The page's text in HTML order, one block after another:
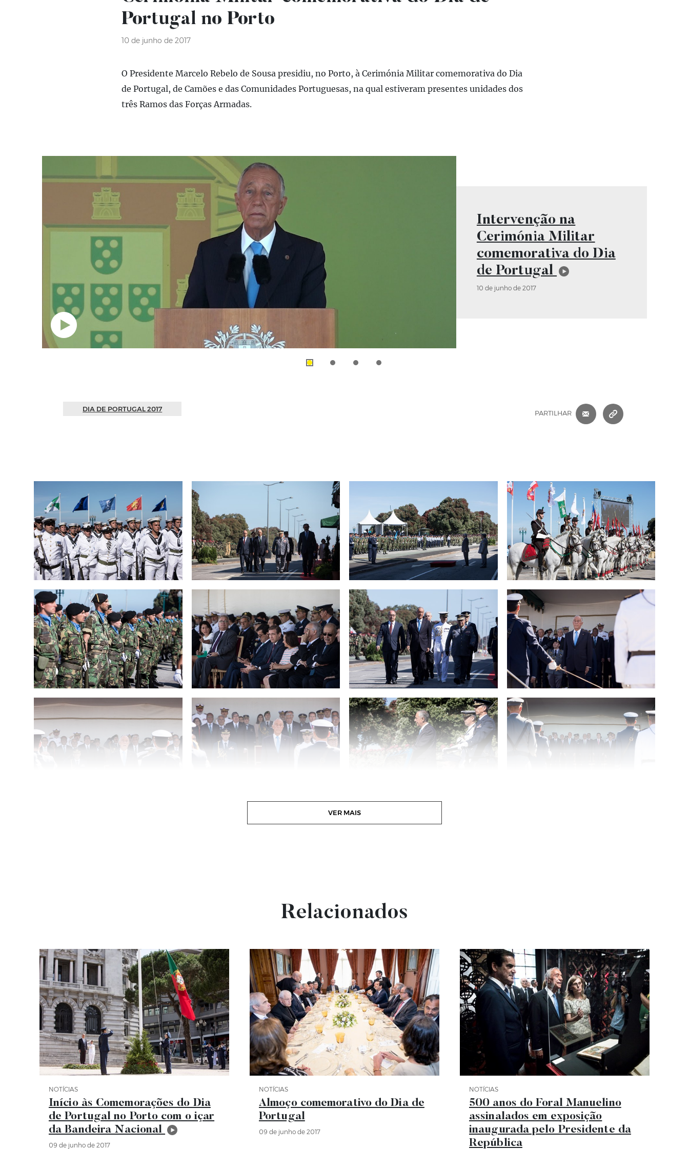
Portugal no Porto
10 de junho de 2017
O Presidente Marcelo Rebelo de Sousa presidiu, no Porto, à Cerimónia Militar comemorativa do Dia
de Portugal, de Camões e das Comunidades Portuguesas, na qual estiveram presentes unidades dos
três Ramos das Forças Armadas.
Vídeo
Intervenção na
Cerimónia Militar
comemorativa do Dia
de Portugal
10 de junho de 2017
DIA DE PORTUGAL 2017
PARTILHAR
CORREIO ELETRÓNICO
VER MAIS
Relacionados
Categoria Notícias
NOTÍCIAS
Início às Comemorações do Dia
de Portugal no Porto com o içar
da Bandeira Nacional
09 de junho de 2017
Categoria Notícias
NOTÍCIAS
Almoço comemorativo do Dia de
Portugal
09 de junho de 2017
Categoria Notícias
NOTÍCIAS
500 anos do Foral Manuelino
assinalados em exposição
inaugurada pelo Presidente da
República